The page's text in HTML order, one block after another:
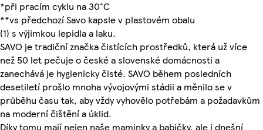
*při pracím cyklu na 30°C
**vs předchozí Savo kapsle v plastovém obalu
(1) s výjimkou lepidla a laku.
SAVO je tradiční značka čistících prostředků, která už více
než 50 let pečuje o české a slovenské domácnosti a
zanechává je hygienicky čisté. SAVO během posledních
desetiletí prošlo mnoha vývojovými stádii a měnilo se v
průběhu času tak, aby vždy vyhovělo potřebám a požadavkům
na moderní čištění a úklid.
Díky tomu mají nejen naše maminky a babičky, ale i dnešní